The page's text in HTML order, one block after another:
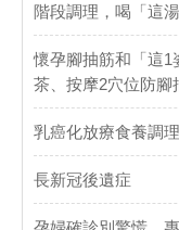
階段調理，喝「這
懷孕腳抽筋和「這1
茶、按摩2穴位防腳
乳癌化放療食養調
長新冠後遺症